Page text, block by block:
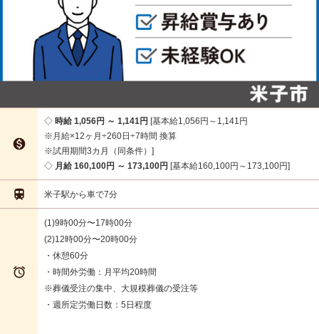

時給 1,056円 ～ 1,141円 基本給1,056円～1,141円
※月給×12ヶ月÷260日÷7時間 換算
※試用期間3カ月（同条件）
月給 160,100円 ～ 173,100円 基本給160,100円～173,100円
 米子駅から車で7分

(1)9時00分〜17時00分
(2)12時00分〜20時00分
・休憩60分
・時間外労働：月平均20時間
※葬儀受注の集中、大規模葬儀の受注等
・週所定労働日数：5日程度